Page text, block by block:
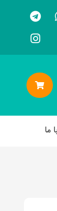
ما